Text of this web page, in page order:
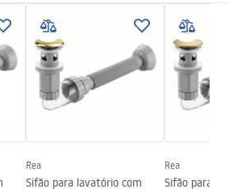
Branco
Brilhante
510
345mm
110
Rea
Sifão para lavatório com
Rea
Sifão para